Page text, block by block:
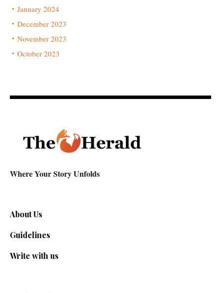
January 2024
December 2023
November 2023
October 2023
Where Your Story Unfolds
About Us
Guidelines
Write with us